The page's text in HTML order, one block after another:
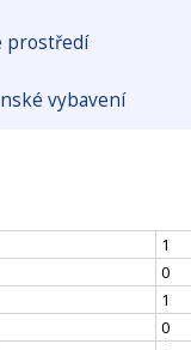
prostředí
vybavení
1
0
1
0